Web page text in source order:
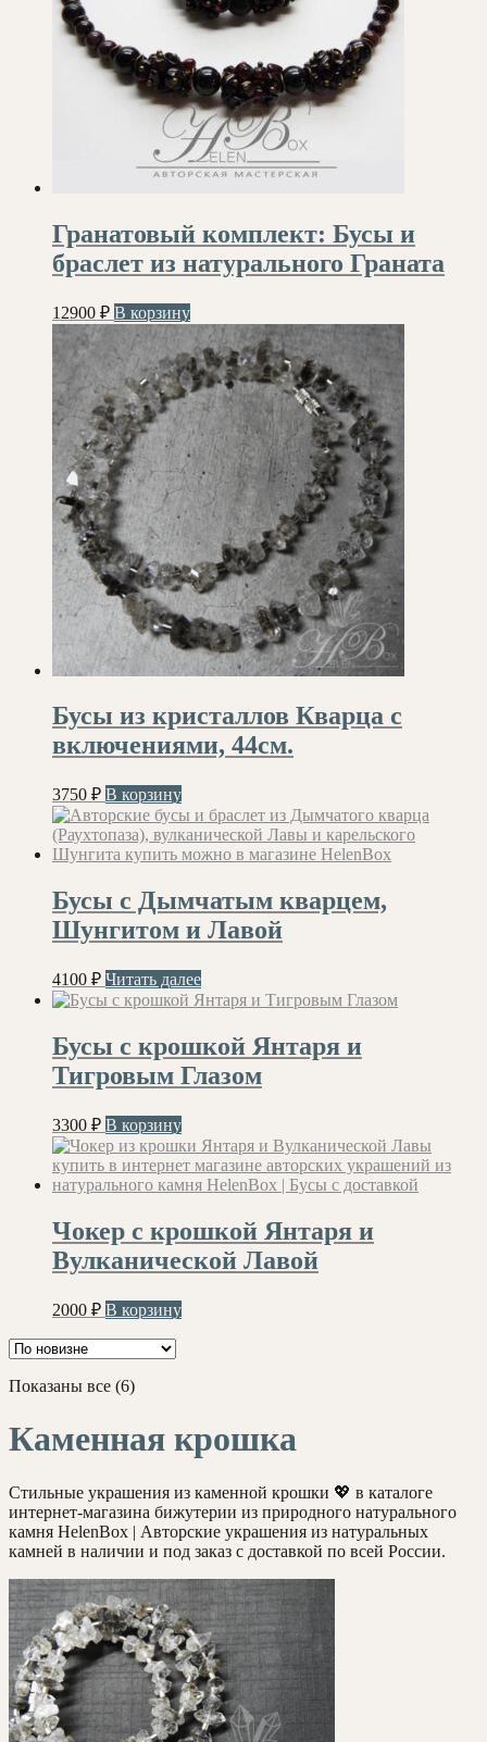
Гранатовый комплект: Бусы и
браслет из натурального Граната
12900 ₽ В корзину
Бусы из кристаллов Кварца с
включениями, 44см.
3750 ₽ В корзину
Бусы с Дымчатым кварцем,
Шунгитом и Лавой
4100 ₽ Читать далее
Бусы с крошкой Янтаря и
Тигровым Глазом
3300 ₽ В корзину
Чокер с крошкой Янтаря и
Вулканической Лавой
2000 ₽ В корзину
Показаны все (6)Сортировка:
Каменная крошка
Стильные украшения из каменной крошки 💖 в каталоге
интернет-магазина бижутерии из природного натурального
камня HelenBox | Авторские украшения из натуральных
камней в наличии и под заказ с доставкой по всей России.